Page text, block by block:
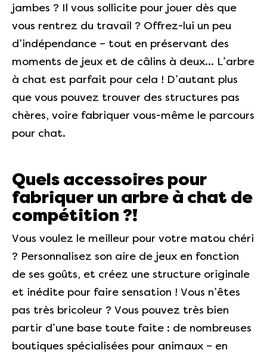
jambes ? Il vous sollicite pour jouer dès que
vous rentrez du travail ? Offrez-lui un peu
d’indépendance – tout en préservant des
moments de jeux et de câlins à deux… L’arbre
à chat est parfait pour cela ! D’autant plus
que vous pouvez trouver des structures pas
chères, voire fabriquer vous-même le parcours
pour chat.
Quels accessoires pour
fabriquer un arbre à chat de
compétition ?!
Vous voulez le meilleur pour votre matou chéri
? Personnalisez son aire de jeux en fonction
de ses goûts, et créez une structure originale
et inédite pour faire sensation ! Vous n’êtes
pas très bricoleur ? Vous pouvez très bien
partir d’une base toute faite : de nombreuses
boutiques spécialisées pour animaux – en